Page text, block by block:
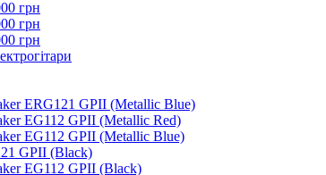
грн
грн
грн
ERG121 GPII (Metallic Blue)
EG112 GPII (Metallic Red)
EG112 GPII (Metallic Blue)
GPII (Black)
EG112 GPII (Black)